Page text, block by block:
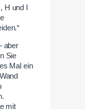
und I
aber
Sie
Mal ein
mit